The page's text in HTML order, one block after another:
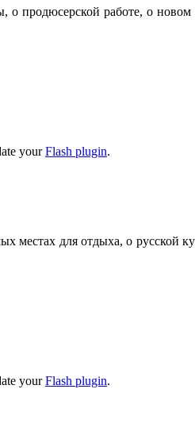
продюсерской работе, о
yourFlash plugin.
для отдыха, о русской
yourFlash plugin.